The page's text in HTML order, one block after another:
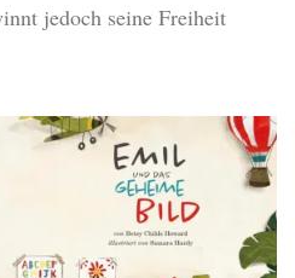
jedoch seine Freiheit